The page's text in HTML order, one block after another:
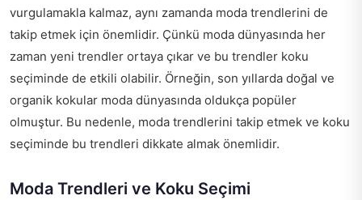
vurgulamakla kalmaz, aynı zamanda moda trendlerini de
takip etmek için önemlidir. Çünkü moda dünyasında her
zaman yeni trendler ortaya çıkar ve bu trendler koku
seçiminde de etkili olabilir. Örneğin, son yıllarda doğal ve
organik kokular moda dünyasında oldukça popüler
olmuştur. Bu nedenle, moda trendlerini takip etmek ve koku
seçiminde bu trendleri dikkate almak önemlidir.
Moda Trendleri ve Koku Seçimi